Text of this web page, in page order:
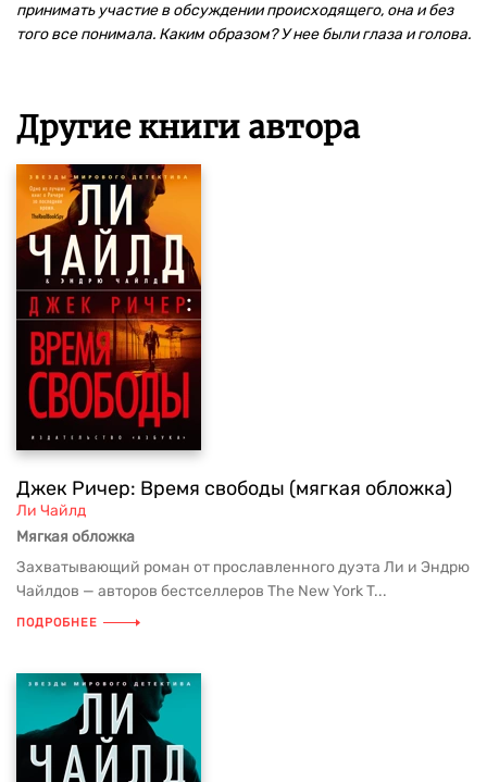
принимать участие в обсуждении происходящего, она и без
того все понимала. Каким образом? У нее были глаза и голова.
Другие книги автора
Джек Ричер: Время свободы (мягкая обложка)
Ли Чайлд
Мягкая обложка
Захватывающий роман от прославленного дуэта Ли и Эндрю
Чайлдов — авторов бестселлеров The New York T...
ПОДРОБНЕЕ